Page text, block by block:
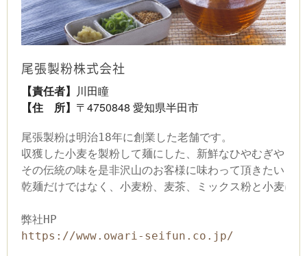
尾張製粉株式会社
【責任者】 川田瞳
【住 所】 〒4750848 愛知県半田市
尾張製粉は明治18年に創業した老舗です。
収獲した小麦を製粉して麺にした、新鮮なひやむぎやう
その伝統の味を是非沢山のお客様に味わって頂きたいと
乾麺だけではなく、小麦粉、麦茶、ミックス粉と小麦に
弊社HP
https://www.owari-seifun.co.jp/